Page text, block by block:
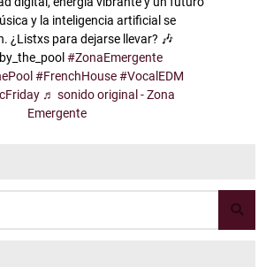
y la inteligencia artificial se
¿Listxs para dejarse llevar? 🎶
#ZonaEmergente
#FrenchHouse #VocalEDM
♬ sonido original - Zona
Emergente